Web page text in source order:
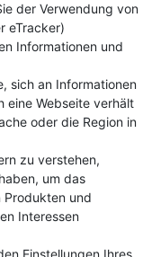
der Verwendung von
eTracker)
Informationen und
sich an Informationen
eine Webseite verhält
oder die Region in
zu verstehen,
um das
Produkten und
Interessen